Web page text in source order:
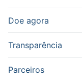
Doe agora
Transparência
Parceiros